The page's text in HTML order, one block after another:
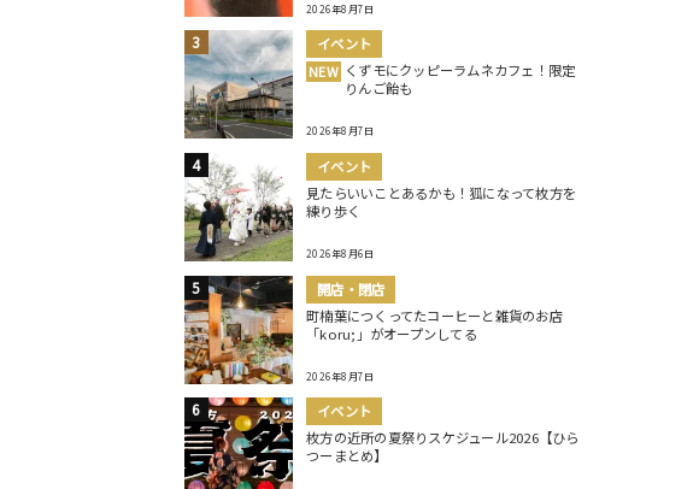
2026年8月7日
イベント
NEW くずモにクッピーラムネカフェ！限定
りんご飴も
2026年8月7日
イベント
見たらいいことあるかも！狐になって枚方を
練り歩く
2026年8月6日
開店・閉店
町楠葉につくってたコーヒーと雑貨のお店
「koru;」がオープンしてる
2026年8月7日
イベント
枚方の近所の夏祭りスケジュール2026【ひら
つーまとめ】